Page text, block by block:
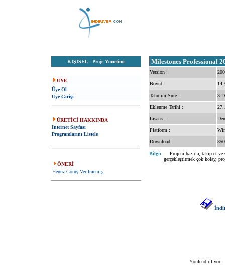
KIŞISEL- Proje Yönetimi
ÜYE
Üye Ol
Üye Girişi
ÜRETİCİ HAKKINDA
Internet Sayfası
Programlarını Listele
ÖNERİ
Henüz Görüş Verilmemiş.
Milestones Professional
Version :
Boyut :
Tahmini Süre : 3
Eklenme Tarihi :
Lisans :
Platform :
Download :
Bilgi:
Projeni hazırla, takip et ve
gerçekleştirmek çok kolay,
Yönlendiriliyor...